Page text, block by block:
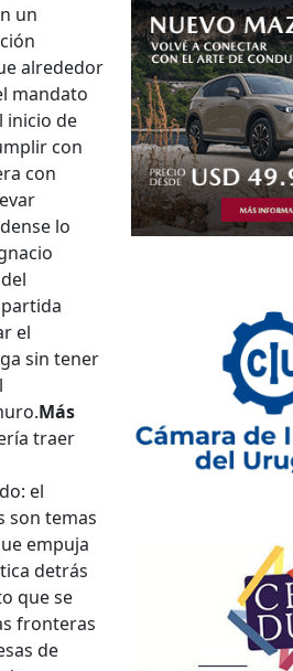
un
alrededor
mandato
inicio de
con
con
lo
el
sin tener
Más
traer
el
son temas
empuja
detrás
que se
fronteras
de